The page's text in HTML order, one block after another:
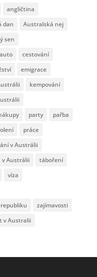
angličtina
dan
Australská nej
sen
auto
cestování
emigrace
kempování
party
pařba
práce
v Austrálii
v Austrálii
táboření
víza
zajímavosti
v Australii